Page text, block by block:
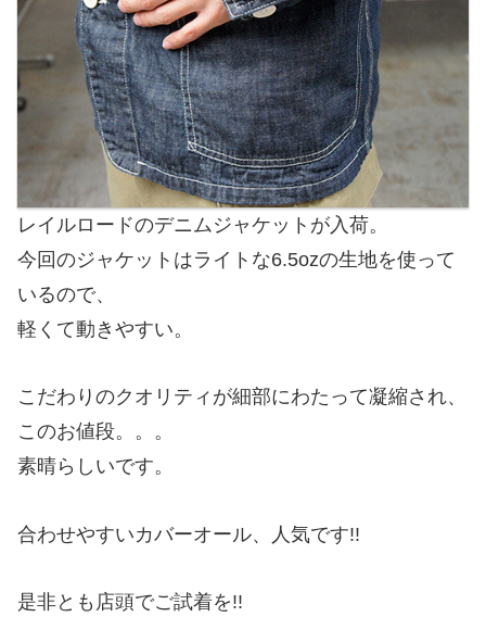
レイルロードのデニムジャケットが入荷。
今回のジャケットはライトな6.5ozの生地を使って
いるので、
軽くて動きやすい。
こだわりのクオリティが細部にわたって凝縮され、
このお値段。。。
素晴らしいです。
合わせやすいカバーオール、人気です!!
是非とも店頭でご試着を!!